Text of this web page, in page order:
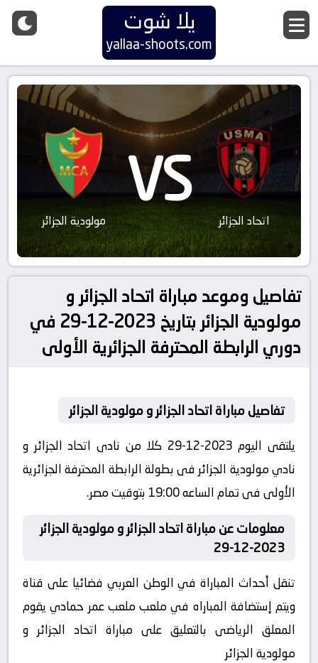
يلا شوت
yallaa-shoots.com
اتحاد الجزائر VS مولودية الجزائر
تفاصيل وموعد مباراة اتحاد الجزائر و
مولودية الجزائر بتاريخ 2023-12-29 في
دوري الرابطة المحترفة الجزائرية الأولى
تفاصيل مباراة اتحاد الجزائر و مولودية الجزائر
يلتقى اليوم 2023-12-29 كلا من نادى اتحاد الجزائر و
نادي مولودية الجزائر فى بطولة الرابطة المحترفة الجزائرية
الأولى فى تمام الساعه 19:00 بتوقيت مصر.
معلومات عن مباراة اتحاد الجزائر و مولودية الجزائر
2023-12-29
تنقل أحداث المباراة في الوطن العربي فضائيا على قناة
ويتم إستضافة المباراه في ملعب ملعب عمر حمادي يقوم
المعلق الرياضى بالتعليق على مباراة اتحاد الجزائر و
مولودية الجزائر